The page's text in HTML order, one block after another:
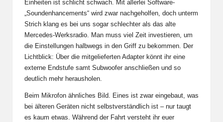
Einheiten ist schlicht schwach. Mit allerlei Software-
„Soundenhancements“ wird zwar nachgeholfen, doch unterm
Strich klang es bei uns sogar schlechter als das alte
Mercedes-Werksradio. Man muss viel Zeit investieren, um
die Einstellungen halbwegs in den Griff zu bekommen. Der
Lichtblick: Über die mitgelieferten Adapter könnt ihr eine
externe Endstufe samt Subwoofer anschließen und so
deutlich mehr herausholen.
Beim Mikrofon ähnliches Bild. Eines ist zwar eingebaut, was
bei älteren Geräten nicht selbstverständlich ist – nur taugt
es kaum etwas. Während der Fahrt versteht ihr euer